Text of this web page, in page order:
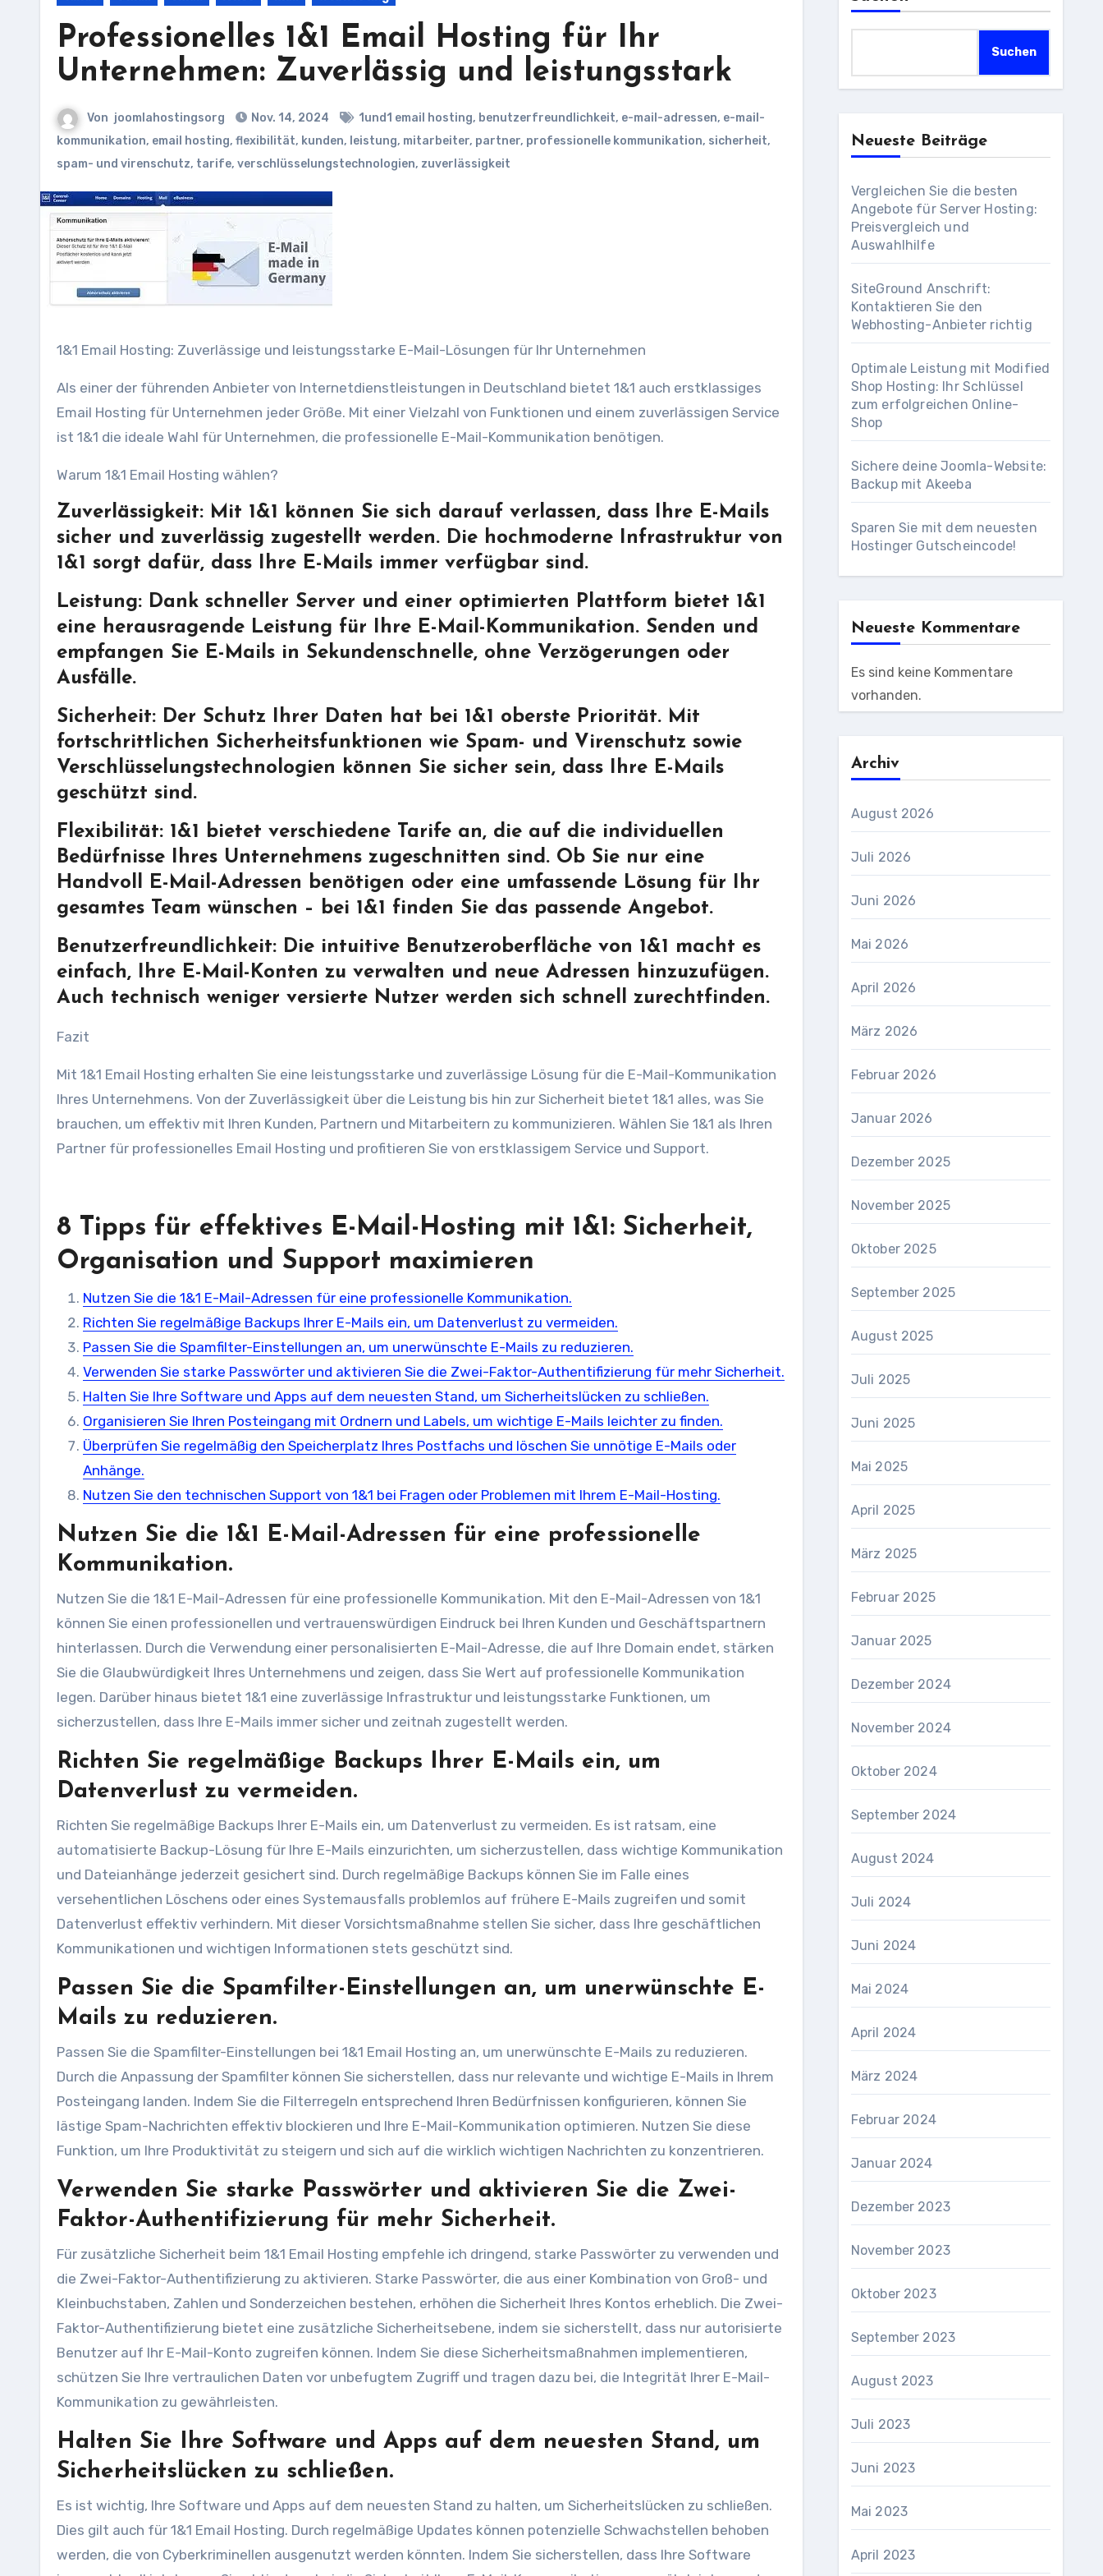
Professionelles 1&1 Email Hosting für Ihr
Unternehmen: Zuverlässig und leistungsstark
Von joomlahostingsorg Nov. 14, 2024 1und1 email hosting, benutzerfreundlichkeit, e-mail-adressen, e-mail-
kommunikation, email hosting, flexibilität, kunden, leistung, mitarbeiter, partner, professionelle kommunikation, sicherheit,
spam- und virenschutz, tarife, verschlüsselungstechnologien, zuverlässigkeit
1&1 Email Hosting: Zuverlässige und leistungsstarke E-Mail-Lösungen für Ihr Unternehmen
Als einer der führenden Anbieter von Internetdienstleistungen in Deutschland bietet 1&1 auch erstklassiges
Email Hosting für Unternehmen jeder Größe. Mit einer Vielzahl von Funktionen und einem zuverlässigen Service
ist 1&1 die ideale Wahl für Unternehmen, die professionelle E-Mail-Kommunikation benötigen.
Warum 1&1 Email Hosting wählen?
Zuverlässigkeit: Mit 1&1 können Sie sich darauf verlassen, dass Ihre E-Mails
sicher und zuverlässig zugestellt werden. Die hochmoderne Infrastruktur von
1&1 sorgt dafür, dass Ihre E-Mails immer verfügbar sind.
Leistung: Dank schneller Server und einer optimierten Plattform bietet 1&1
eine herausragende Leistung für Ihre E-Mail-Kommunikation. Senden und
empfangen Sie E-Mails in Sekundenschnelle, ohne Verzögerungen oder
Ausfälle.
Sicherheit: Der Schutz Ihrer Daten hat bei 1&1 oberste Priorität. Mit
fortschrittlichen Sicherheitsfunktionen wie Spam- und Virenschutz sowie
Verschlüsselungstechnologien können Sie sicher sein, dass Ihre E-Mails
geschützt sind.
Flexibilität: 1&1 bietet verschiedene Tarife an, die auf die individuellen
Bedürfnisse Ihres Unternehmens zugeschnitten sind. Ob Sie nur eine
Handvoll E-Mail-Adressen benötigen oder eine umfassende Lösung für Ihr
gesamtes Team wünschen – bei 1&1 finden Sie das passende Angebot.
Benutzerfreundlichkeit: Die intuitive Benutzeroberfläche von 1&1 macht es
einfach, Ihre E-Mail-Konten zu verwalten und neue Adressen hinzuzufügen.
Auch technisch weniger versierte Nutzer werden sich schnell zurechtfinden.
Fazit
Mit 1&1 Email Hosting erhalten Sie eine leistungsstarke und zuverlässige Lösung für die E-Mail-Kommunikation
Ihres Unternehmens. Von der Zuverlässigkeit über die Leistung bis hin zur Sicherheit bietet 1&1 alles, was Sie
brauchen, um effektiv mit Ihren Kunden, Partnern und Mitarbeitern zu kommunizieren. Wählen Sie 1&1 als Ihren
Partner für professionelles Email Hosting und profitieren Sie von erstklassigem Service und Support.
8 Tipps für effektives E-Mail-Hosting mit 1&1: Sicherheit,
Organisation und Support maximieren
Nutzen Sie die 1&1 E-Mail-Adressen für eine professionelle Kommunikation.
Richten Sie regelmäßige Backups Ihrer E-Mails ein, um Datenverlust zu vermeiden.
Passen Sie die Spamfilter-Einstellungen an, um unerwünschte E-Mails zu reduzieren.
Verwenden Sie starke Passwörter und aktivieren Sie die Zwei-Faktor-Authentifizierung für mehr Sicherheit.
Halten Sie Ihre Software und Apps auf dem neuesten Stand, um Sicherheitslücken zu schließen.
Organisieren Sie Ihren Posteingang mit Ordnern und Labels, um wichtige E-Mails leichter zu finden.
Überprüfen Sie regelmäßig den Speicherplatz Ihres Postfachs und löschen Sie unnötige E-Mails oder
Anhänge.
Nutzen Sie den technischen Support von 1&1 bei Fragen oder Problemen mit Ihrem E-Mail-Hosting.
Nutzen Sie die 1&1 E-Mail-Adressen für eine professionelle
Kommunikation.
Nutzen Sie die 1&1 E-Mail-Adressen für eine professionelle Kommunikation. Mit den E-Mail-Adressen von 1&1
können Sie einen professionellen und vertrauenswürdigen Eindruck bei Ihren Kunden und Geschäftspartnern
hinterlassen. Durch die Verwendung einer personalisierten E-Mail-Adresse, die auf Ihre Domain endet, stärken
Sie die Glaubwürdigkeit Ihres Unternehmens und zeigen, dass Sie Wert auf professionelle Kommunikation
legen. Darüber hinaus bietet 1&1 eine zuverlässige Infrastruktur und leistungsstarke Funktionen, um
sicherzustellen, dass Ihre E-Mails immer sicher und zeitnah zugestellt werden.
Richten Sie regelmäßige Backups Ihrer E-Mails ein, um
Datenverlust zu vermeiden.
Richten Sie regelmäßige Backups Ihrer E-Mails ein, um Datenverlust zu vermeiden. Es ist ratsam, eine
automatisierte Backup-Lösung für Ihre E-Mails einzurichten, um sicherzustellen, dass wichtige Kommunikation
und Dateianhänge jederzeit gesichert sind. Durch regelmäßige Backups können Sie im Falle eines
versehentlichen Löschens oder eines Systemausfalls problemlos auf frühere E-Mails zugreifen und somit
Datenverlust effektiv verhindern. Mit dieser Vorsichtsmaßnahme stellen Sie sicher, dass Ihre geschäftlichen
Kommunikationen und wichtigen Informationen stets geschützt sind.
Passen Sie die Spamfilter-Einstellungen an, um unerwünschte E-
Mails zu reduzieren.
Passen Sie die Spamfilter-Einstellungen bei 1&1 Email Hosting an, um unerwünschte E-Mails zu reduzieren.
Durch die Anpassung der Spamfilter können Sie sicherstellen, dass nur relevante und wichtige E-Mails in Ihrem
Posteingang landen. Indem Sie die Filterregeln entsprechend Ihren Bedürfnissen konfigurieren, können Sie
lästige Spam-Nachrichten effektiv blockieren und Ihre E-Mail-Kommunikation optimieren. Nutzen Sie diese
Funktion, um Ihre Produktivität zu steigern und sich auf die wirklich wichtigen Nachrichten zu konzentrieren.
Verwenden Sie starke Passwörter und aktivieren Sie die Zwei-
Faktor-Authentifizierung für mehr Sicherheit.
Für zusätzliche Sicherheit beim 1&1 Email Hosting empfehle ich dringend, starke Passwörter zu verwenden und
die Zwei-Faktor-Authentifizierung zu aktivieren. Starke Passwörter, die aus einer Kombination von Groß- und
Kleinbuchstaben, Zahlen und Sonderzeichen bestehen, erhöhen die Sicherheit Ihres Kontos erheblich. Die Zwei-
Faktor-Authentifizierung bietet eine zusätzliche Sicherheitsebene, indem sie sicherstellt, dass nur autorisierte
Benutzer auf Ihr E-Mail-Konto zugreifen können. Indem Sie diese Sicherheitsmaßnahmen implementieren,
schützen Sie Ihre vertraulichen Daten vor unbefugtem Zugriff und tragen dazu bei, die Integrität Ihrer E-Mail-
Kommunikation zu gewährleisten.
Halten Sie Ihre Software und Apps auf dem neuesten Stand, um
Sicherheitslücken zu schließen.
Es ist wichtig, Ihre Software und Apps auf dem neuesten Stand zu halten, um Sicherheitslücken zu schließen.
Dies gilt auch für 1&1 Email Hosting. Durch regelmäßige Updates können potenzielle Schwachstellen behoben
werden, die von Cyberkriminellen ausgenutzt werden könnten. Indem Sie sicherstellen, dass Ihre Software
Suchen
Neueste Beiträge
Vergleichen Sie die besten
Angebote für Server Hosting:
Preisvergleich und
Auswahlhilfe
SiteGround Anschrift:
Kontaktieren Sie den
Webhosting-Anbieter richtig
Optimale Leistung mit Modified
Shop Hosting: Ihr Schlüssel
zum erfolgreichen Online-
Shop
Sichere deine Joomla-Website:
Backup mit Akeeba
Sparen Sie mit dem neuesten
Hostinger Gutscheincode!
Neueste Kommentare
Es sind keine Kommentare
vorhanden.
Archiv
August 2026
Juli 2026
Juni 2026
Mai 2026
April 2026
März 2026
Februar 2026
Januar 2026
Dezember 2025
November 2025
Oktober 2025
September 2025
August 2025
Juli 2025
Juni 2025
Mai 2025
April 2025
März 2025
Februar 2025
Januar 2025
Dezember 2024
November 2024
Oktober 2024
September 2024
August 2024
Juli 2024
Juni 2024
Mai 2024
April 2024
März 2024
Februar 2024
Januar 2024
Dezember 2023
November 2023
Oktober 2023
September 2023
August 2023
Juli 2023
Juni 2023
Mai 2023
April 2023